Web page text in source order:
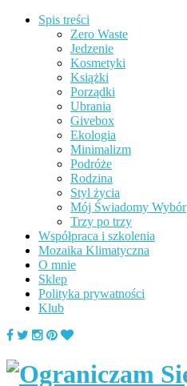
Spis treści
Zero Waste
Jedzenie
Kosmetyki
Książki
Porządki
Ubrania
Givebox
Ekologia
Minimalizm
Podróże
Rodzina
Styl życia
Mój Świadomy Wybór
Trzy po trzy
Współpraca i szkolenia
Mozaika Klimatyczna
O mnie
Sklep
Polityka prywatności
Klub